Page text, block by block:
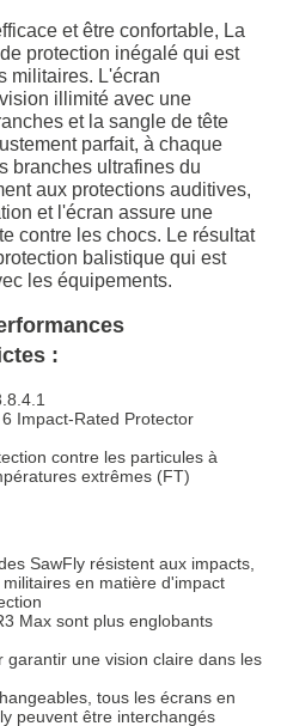
et être confortable, La
protection inégalé qui est
militaires. L'écran
illimité avec une
et la sangle de tête
parfait, à chaque
branches ultrafines du
aux protections auditives,
et l'écran assure une
contre les chocs. Le résultat
balistique qui est
les équipements.
:
Impact-Rated Protector
contre les particules à
extrêmes (FT)
SawFly résistent aux impacts,
en matière d'impact
Max sont plus englobants
garantir une vision claire dans les
tous les écrans en
peuvent être interchangés